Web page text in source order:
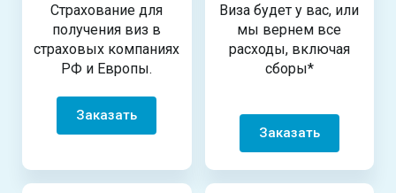
Страхование для
получения виз в
страховых компаниях
РФ и Европы.
Заказать
Виза будет у вас, или
мы вернем все
расходы, включая
сборы*
Заказать